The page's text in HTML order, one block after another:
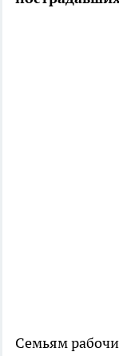
Семьям